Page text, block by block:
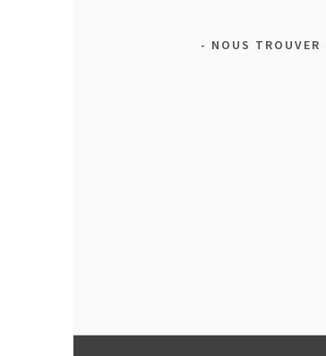
NOUS TROUVER